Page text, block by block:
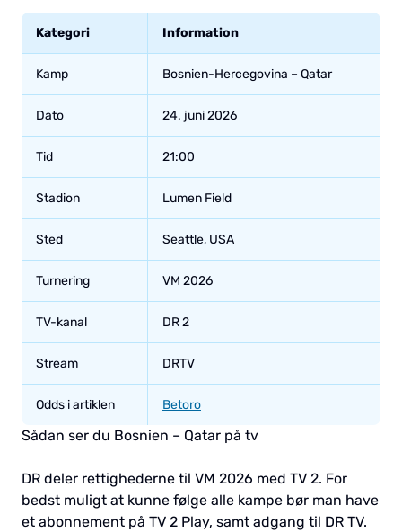
Kategori Information
Kamp Bosnien-Hercegovina – Qatar
Dato 24. juni 2026
Tid 21:00
Stadion Lumen Field
Sted Seattle, USA
Turnering VM 2026
TV-kanal DR 2
Stream DRTV
Odds i artiklen Betoro
Sådan ser du Bosnien – Qatar på tv
DR deler rettighederne til VM 2026 med TV 2. For
bedst muligt at kunne følge alle kampe bør man have
et abonnement på TV 2 Play, samt adgang til DR TV.